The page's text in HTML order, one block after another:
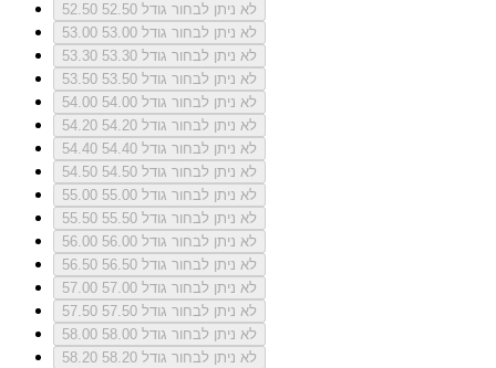
52.50
לא ניתן לבחור גודל 52.50
53.00
לא ניתן לבחור גודל 53.00
53.30
לא ניתן לבחור גודל 53.30
53.50
לא ניתן לבחור גודל 53.50
54.00
לא ניתן לבחור גודל 54.00
54.20
לא ניתן לבחור גודל 54.20
54.40
לא ניתן לבחור גודל 54.40
54.50
לא ניתן לבחור גודל 54.50
55.00
לא ניתן לבחור גודל 55.00
55.50
לא ניתן לבחור גודל 55.50
56.00
לא ניתן לבחור גודל 56.00
56.50
לא ניתן לבחור גודל 56.50
57.00
לא ניתן לבחור גודל 57.00
57.50
לא ניתן לבחור גודל 57.50
58.00
לא ניתן לבחור גודל 58.00
58.20
לא ניתן לבחור גודל 58.20